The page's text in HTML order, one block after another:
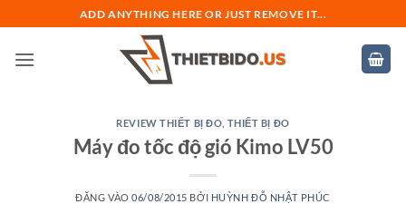
qua
nội
ADD ANYTHING HERE OR JUST REMOVE IT...
REVIEW THIẾT BỊ ĐO THIẾT BỊ ĐO
Máy đo tốc độ gió Kimo LV50
ĐĂNG VÀO06/08/2015 BỞI HUỲNH ĐỖ NHẬT PHÚC